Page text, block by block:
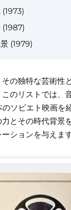
(1979)
の独特な芸術性
のリストでは、
ソビエト映画を
とその時代背景
ションを与えます